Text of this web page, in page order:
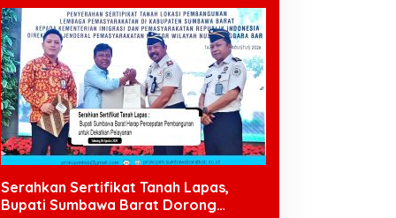
Serahkan Sertifikat Tanah Lapas,
Bupati Sumbawa Barat Dorong